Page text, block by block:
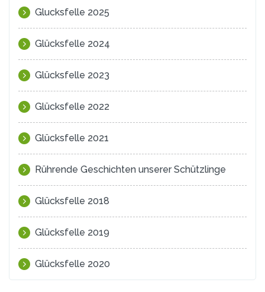
Glucksfelle 2025
Glücksfelle 2024
Glücksfelle 2023
Glücksfelle 2022
Glücksfelle 2021
Rührende Geschichten unserer Schützlinge
Glücksfelle 2018
Glücksfelle 2019
Glücksfelle 2020